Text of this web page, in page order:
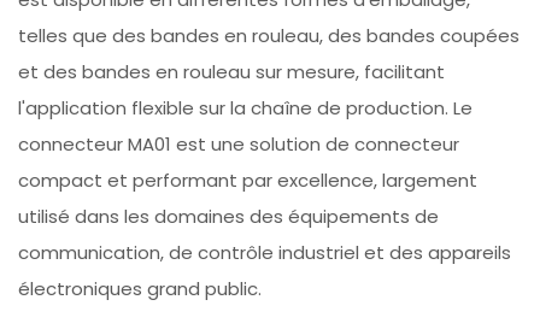
telles que des bandes en rouleau, des bandes coupées
et des bandes en rouleau sur mesure, facilitant
l'application flexible sur la chaîne de production. Le
connecteur MA01 est une solution de connecteur
compact et performant par excellence, largement
utilisé dans les domaines des équipements de
communication, de contrôle industriel et des appareils
électroniques grand public.